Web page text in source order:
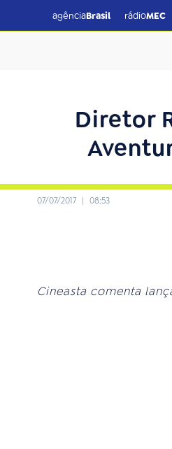
agênciaBrasil rádioMEC
Diretor
07/07/2017 | 08:53
Cineasta comenta